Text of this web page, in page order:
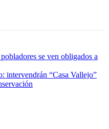
se ven obligados a
intervendrán “Casa Vallejo”